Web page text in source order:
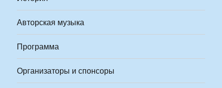
Авторская музыка
Программа
Организаторы и спонсоры